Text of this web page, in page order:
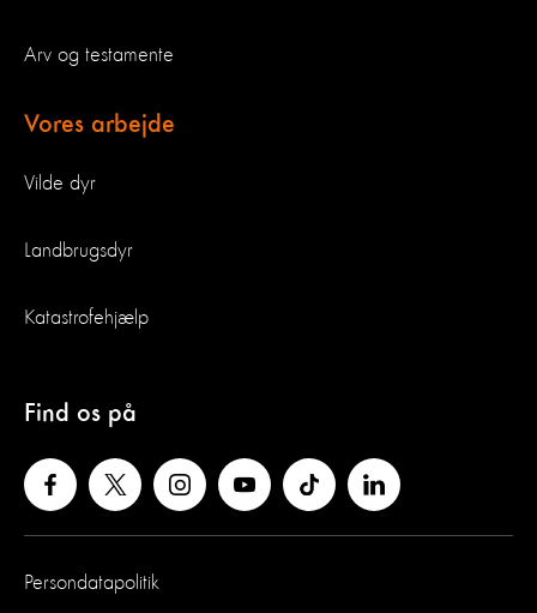
Arv og testamente
Vores arbejde
Vilde dyr
Landbrugsdyr
Katastrofehjælp
Find os på
Persondatapolitik